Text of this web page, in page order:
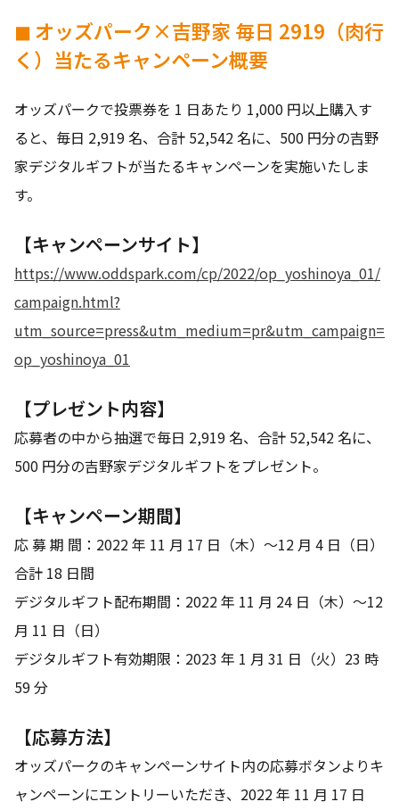
◼ オッズパーク×吉野家 毎日 2919（肉行
く）当たるキャンペーン概要
オッズパークで投票券を 1 日あたり 1,000 円以上購入す
ると、毎日 2,919 名、合計 52,542 名に、500 円分の吉野
家デジタルギフトが当たるキャンペーンを実施いたしま
す。
【キャンペーンサイト】
https://www.oddspark.com/cp/2022/op_yoshinoya_01/
campaign.html?
utm_source=press&utm_medium=pr&utm_campaign=
op_yoshinoya_01
【プレゼント内容】
応募者の中から抽選で毎日 2,919 名、合計 52,542 名に、
500 円分の吉野家デジタルギフトをプレゼント。
【キャンペーン期間】
応 募 期 間：2022 年 11 月 17 日（木）～12 月 4 日（日）
合計 18 日間
デジタルギフト配布期間：2022 年 11 月 24 日（木）～12
月 11 日（日）
デジタルギフト有効期限：2023 年 1 月 31 日（火）23 時
59 分
【応募方法】
オッズパークのキャンペーンサイト内の応募ボタンよりキ
ャンペーンにエントリーいただき、2022 年 11 月 17 日